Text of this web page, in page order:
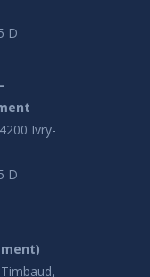
D
Ivry-
D